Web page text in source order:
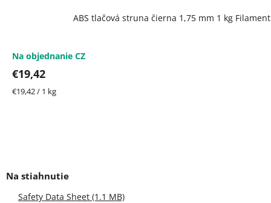
ABS tlačová struna čierna 1,75 mm 1 kg
Na objednanie CZ
€19,42
Jednotková
€19,42 / 1 kg
Safety Data Sheet (1.1 MB)